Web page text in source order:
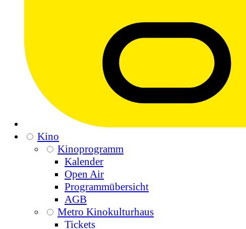
Kino
Kinoprogramm
Kalender
Open Air
Programmübersicht
AGB
Metro Kinokulturhaus
Tickets